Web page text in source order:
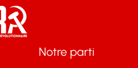
Notre parti